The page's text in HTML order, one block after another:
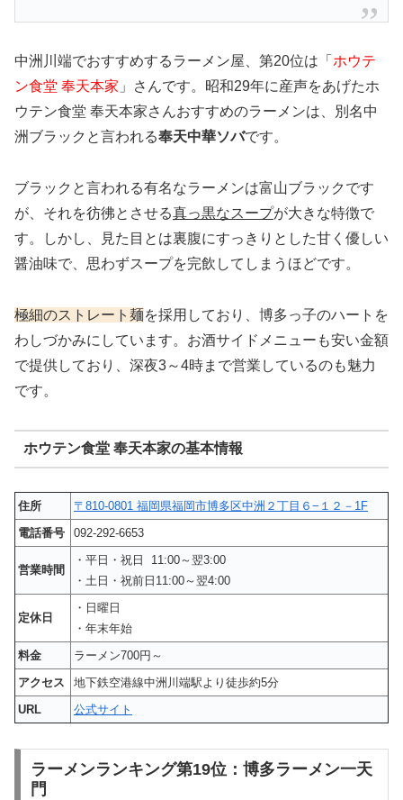
中洲川端でおすすめするラーメン屋、第20位は「 ホウテ
ン食堂 奉天本家 」さんです。昭和29年に産声をあげたホ
ウテン食堂 奉天本家さんおすすめのラーメンは、別名中
洲ブラックと言われる奉天中華ソバです。
ブラックと言われる有名なラーメンは富山ブラックです
が、それを彷彿とさせる真っ黒なスープが大きな特徴で
す。しかし、見た目とは裏腹にすっきりとした甘く優しい
醤油味で、思わずスープを完飲してしまうほどです。
極細のストレート麺を採用しており、博多っ子のハートを
わしづかみにしています。お酒サイドメニューも安い金額
で提供しており、深夜3～4時まで営業しているのも魅力
です。
ホウテン食堂 奉天本家の基本情報
住所
〒810-0801 福岡県福岡市博多区中洲２丁目６−１２－1F
電話番号
092-292-6653
営業時間
・平日・祝日 11:00～翌3:00
・土日・祝前日11:00～翌4:00
定休日
・日曜日
・年末年始
料金
ラーメン700円～
アクセス
地下鉄空港線中洲川端駅より徒歩約5分
URL
公式サイト
ラーメンランキング第19位：博多ラーメン一天
門